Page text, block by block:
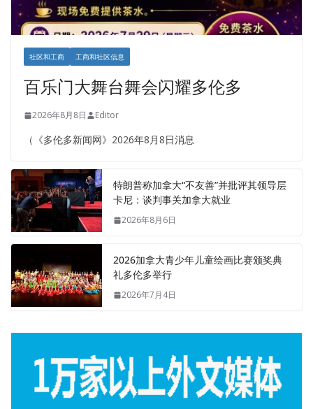
社区和工商 工商和社区信息
百乐门大舞台舞会闪耀多伦多
2026年8月8日 Editor
（《多伦多新闻网》2026年8月8日消息
特朗普称加拿大“不友善”并批评其领导层
卡尼：谈判事关加拿大就业
2026年8月6日
2026加拿大青少年儿童绘画比赛颁奖典
礼多伦多举行
2026年7月4日